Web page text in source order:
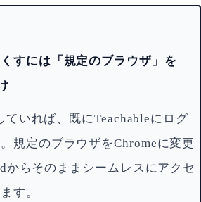
すには「規定のブラウザ」を
ていれば、既にTeachableにログ
規定のブラウザをChromeに変更
からそのままシームレスにアクセ
す。